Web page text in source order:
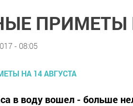
ПРИМЕТЫ
- 08:05
в воду вошел - больше